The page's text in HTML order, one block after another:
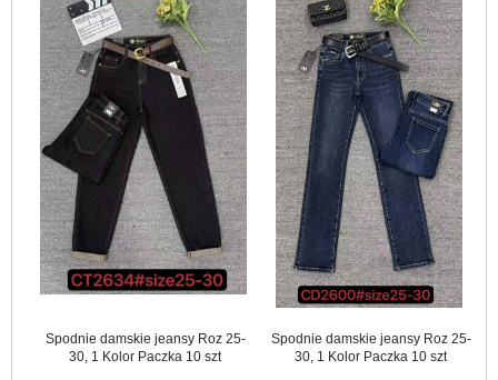
Spodnie damskie jeansy Roz 25-
30, 1 Kolor Paczka 10 szt
Spodnie damskie jeansy Roz 25-
30, 1 Kolor Paczka 10 szt